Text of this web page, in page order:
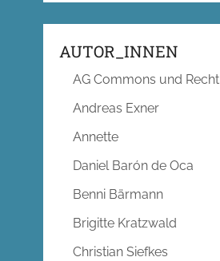
AUTOR_INNEN
AG Commons und Recht
Andreas Exner
Annette
Daniel Barón de Oca
Benni Bärmann
Brigitte Kratzwald
Christian Siefkes